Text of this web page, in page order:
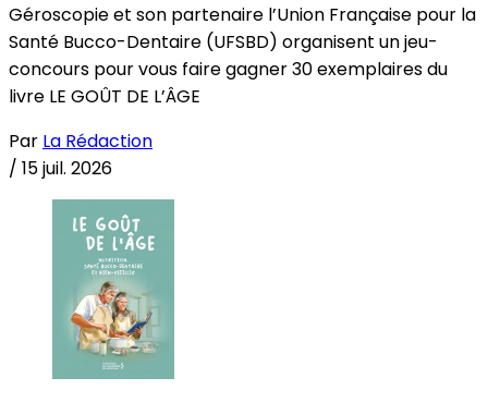
Géroscopie et son partenaire l’Union Française pour la
Santé Bucco-Dentaire (UFSBD) organisent un jeu-
concours pour vous faire gagner 30 exemplaires du
livre LE GOÛT DE L’ÂGE
Par La Rédaction
/ 15 juil. 2026